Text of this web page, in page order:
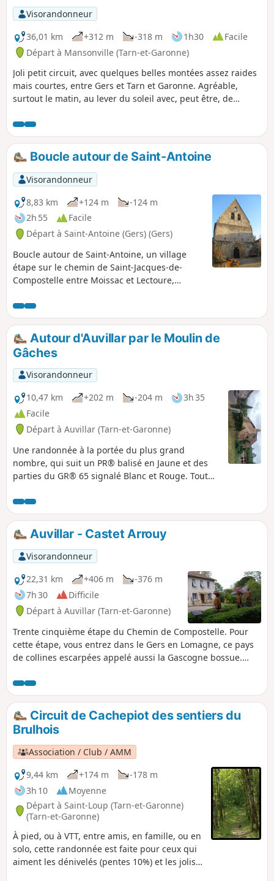
Visorandonneur
36,01 km
+312 m -318 m 1h30
Facile
Départ à Mansonville (Tarn-et-Garonne)
Joli petit circuit, avec quelques belles montées assez raides
mais courtes, entre Gers et Tarn et Garonne. Agréable,
surtout le matin, au lever du soleil avec, peut être, de
coteaux et la vallée de l'Aratz.
Boucle autour de Saint-Antoine
Visorandonneur
8,83 km
+124 m
-124 m
2h 55
Facile
Départ à Saint-Antoine (Gers) (Gers)
Boucle autour de Saint-Antoine, un village
étape sur le chemin de Saint-Jacques-de-
Compostelle entre Moissac et Lectoure,
Autour d'Auvillar par le Moulin de
Gâches
Visorandonneur
10,47 km
+202 m -204 m
3h 35
Facile
Départ à Auvillar (Tarn-et-Garonne)
Une randonnée à la portée du plus grand
nombre, qui suit un PR® balisé en Jaune et des
parties du GR® 65 signalé Blanc et Rouge. Tout
Auvillar - Castet Arrouy
Visorandonneur
22,31 km
+406 m
-376 m
7h 30
Difficile
Départ à Auvillar (Tarn-et-Garonne)
Trente cinquième étape du Chemin de Compostelle. Pour
cette étape, vous entrez dans le Gers en Lomagne, ce pays
de collines escarpées appelé aussi la Gascogne bossue.
foie gras et de l'armagnac, est aussi une terre de capitaines
avec ses châteaux, fermes fortifiées, redoutes, bastides,
places fortes, etc. Qui ne connaît pas d'Artagnan ! Vous
emprunterez de jolis sentiers tracés parallèles à la route
qui sont bordés d'arbres fruitiers (pommes, poires, cerises,
figues, noisettes) et de cyprès.
Circuit de Cachepiot des sentiers du
Brulhois
Association / Club / AMM
9,44 km
+174 m
-178 m
3h 10
Moyenne
Départ à Saint-Loup (Tarn-et-Garonne)
(Tarn-et-Garonne)
À pied, ou à VTT, entre amis, en famille, ou en
solo, cette randonnée est faite pour ceux qui
aiment les dénivelés (pentes 10%) et les jolis